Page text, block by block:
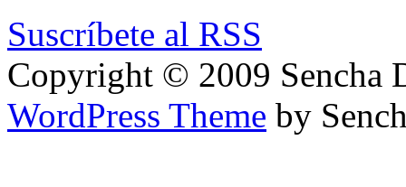
Suscríbete al RSS
Copyright © 2009 Sencha
WordPress Theme by